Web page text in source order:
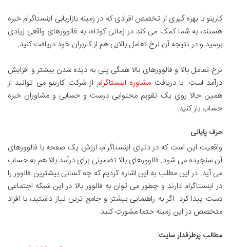
کارینو با بهره گیری از تخصص افرادی که در زمینه بازاریابی اینستاگرام خبره
هستند، به شما کمک می کند در زمانی کوتاه، به فالوورهای واقعی زیادی
برسید و در نتیجه آن نرخ تعامل بالایی هم از کاربران خود دریافت کنید.
نرخ تعامل بالا و فالوورهای بالا همگی پلی به دیده شدن بیشتر و افزایش
درآمد است. با دریافت مشاوره اینستاگرام از شرکت کارینو می توانید از
همین حالا روی یک تقویم محتوایی درست و حسابی و مشاوران خبره
حساب باز کنید.
حرف پایانی
واقعیت این است که در دنیای اینستاگرام، ارزش یک صفحه با فالوورهای
آن سنجیده می شود. فالوورهای بالا تضمینی برای درآمد بالا هم به حساب
می آید. در این مطلب به این اشاره کردیم که چه کسانی بیشترین فالوور را
در اینستاگرام دارند و چطور می توان به فالوور بالا در این شبکه اجتماعی
دست پیدا کرد. اگر به راهنمایی بیشتر و جامع ترین نیاز داشتید، با افراد
متخصص در این زمینه حتما مشورت کنید.
مطالب پرطرفدار سایت: